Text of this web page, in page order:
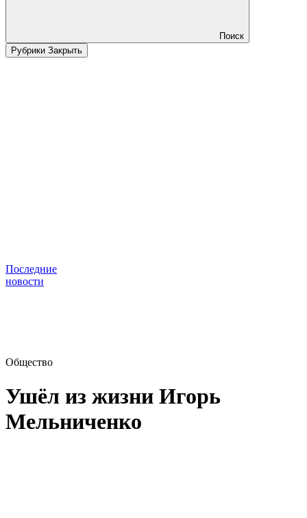
Поиск
Рубрики Закрыть
Последние
новости
Общество
Ушёл из жизни Игорь
Мельниченко